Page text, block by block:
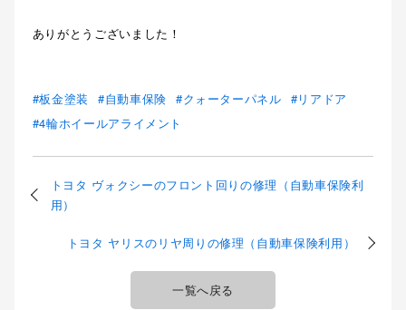
ありがとうございました！
板金塗装 自動車保険 クォーターパネル
リアドア
4輪ホイールアライメント
トヨタ ヴォクシーのフロント回りの修理（自動車保険利
用）
トヨタ ヤリスのリヤ周りの修理（自動車保険利用）
一覧へ戻る